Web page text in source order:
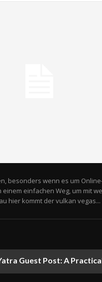
besonders wenn es um
einfachen Weg, um mit
hier kommt der vulkan vegas...
Guest Post: A